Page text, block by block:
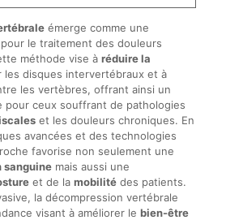
émerge comme une
le traitement des douleurs
méthode vise à réduire la
disques intervertébraux et à
les vertèbres, offrant ainsi un
pour ceux souffrant de pathologies
et les douleurs chroniques. En
avancées et des technologies
favorise non seulement une
mais aussi une
et de la mobilitédes patients.
la décompression vertébrale
visant à améliorer le bien-être